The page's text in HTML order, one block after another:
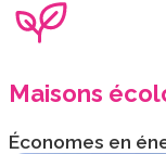
Maisons
Économes en